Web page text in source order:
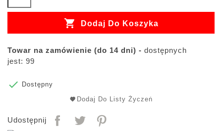
 Dodaj Do Koszyka
Towar na zamówienie (do 14 dni) - dostępnych
jest: 99

Dostępny
Dodaj Do Listy Życzeń
Udostępnij